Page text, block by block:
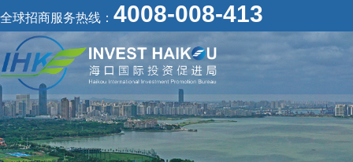
全球招商服务热线： 4008-008-413